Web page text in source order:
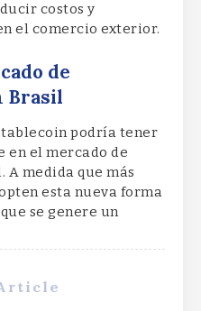
costos y
el comercio exterior.
de
Brasil
podría tener
en el mercado de
A medida que más
esta nueva forma
se genere un